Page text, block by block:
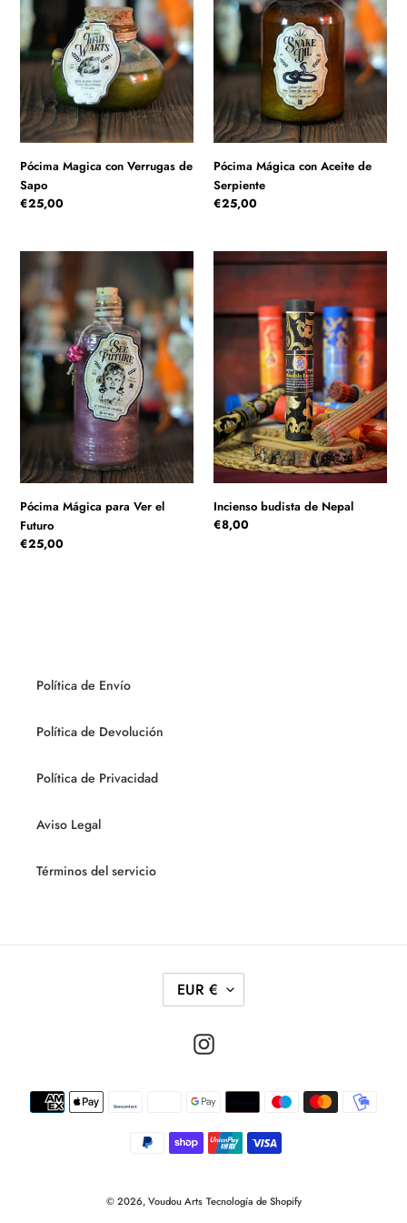
Sapo
Pócima Magica con Verrugas de
Sapo
Precio
€25,00
Serpiente
Pócima Mágica con Aceite de
Serpiente
Precio
€25,00
Pócima
Mágica
para
Ver
el
Futuro
Pócima Mágica para Ver el
Futuro
Precio
€25,00
Incienso
budista
Nepal
Incienso budista de Nepal
Precio
€8,00
Política de Envío
Política de Devolución
Política de Privacidad
Aviso Legal
Términos del servicio
M
O
EUR €
Instagram
Métodos
de
pago
© 2026,Voudou Arts Tecnología de Shopify